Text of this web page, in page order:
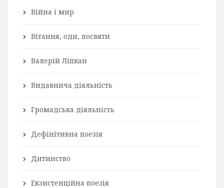
Війна і мир
Вітання, оди, посвяти
Валерій Ліпкан
Видавнича діяльність
Громадська діяльність
Дефінітивна поезія
Дитинство
Екзистенційна поезія